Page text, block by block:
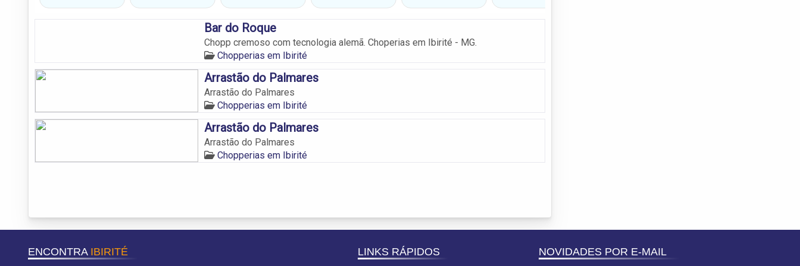
Bar do Roque
Chopp cremoso com tecnologia alemã. Choperias em Ibirité - MG.
Chopperias em Ibirité
Arrastão do Palmares
Arrastão do Palmares
Chopperias em Ibirité
Arrastão do Palmares
Arrastão do Palmares
Chopperias em Ibirité
ENCONTRA IBIRITÉ LINKS RÁPIDOS NOVIDADES POR E-MAIL